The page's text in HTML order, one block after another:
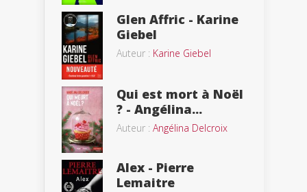
Glen Affric - Karine
Giebel
Auteur : Karine Giebel
Qui est mort à Noël
? - Angélina...
Auteur : Angélina Delcroix
Alex - Pierre
Lemaitre